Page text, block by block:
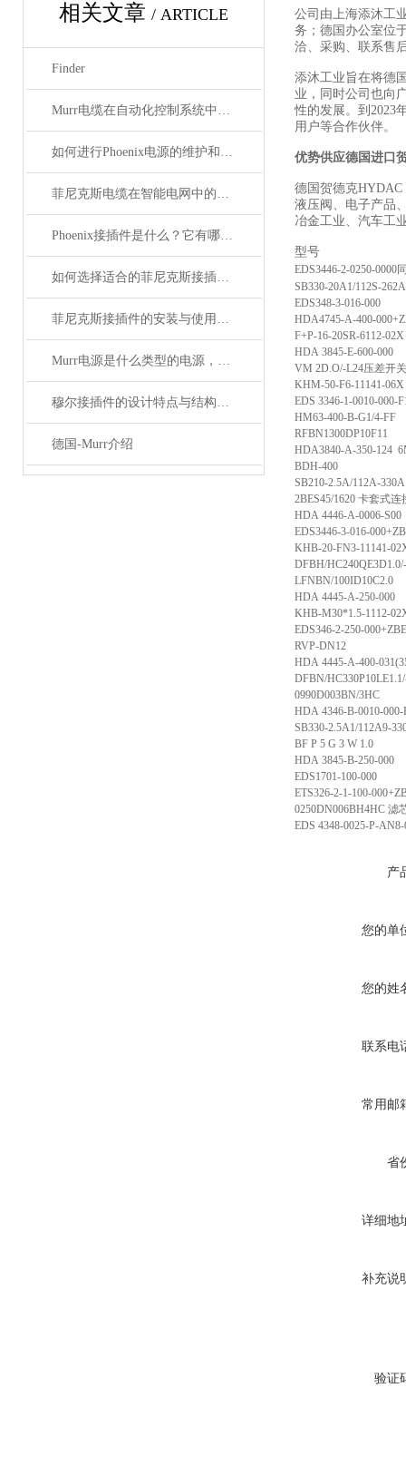
相关文章 / ARTICLE
Finder
Murr电缆在自动化控制系统中的应用
如何进行Phoenix电源的维护和保养？
菲尼克斯电缆在智能电网中的应用
Phoenix接插件是什么？它有哪些应用？
如何选择适合的菲尼克斯接插件？
菲尼克斯接插件的安装与使用技巧
Murr电源是什么类型的电源，主要用于哪些领域？
穆尔接插件的设计特点与结构优化
德国-Murr介绍
公司由上海添沐工
务；德国办公室位
洽、采购、联系售
添沐工业旨在将德
业，同时公司也向
性的发展。到2023
用户等合作伙伴。
优势供应德国进口
德国贺德克HYDAC
液压阀、电子产品
冶金工业、汽车工
型号
EDS3446-2-0250-0000
SB330-20A1/112S-262A
EDS348-3-016-000
HDA4745-A-400-
F+P-16-20SR-6112-02X
HDA 3845-E-600-000
VM 2D.O/-L24压差开关
KHM-50-F6-11141-06X
EDS 3346-1-0010-000-
HM63-400-B-G1/4-FF
RFBN1300DP10F11
HDA3840-A-350-124
BDH-400
SB210-2.5A/112A-330A
2BES45/1620 卡套式连
HDA 4446-A-0006-S00
EDS3446-3-016-
KHB-20-FN3-11141-
DFBH/
LFNBN/100ID10C2.0
HDA 4445-A-250-000
KHB-M30*1.5-1112-
EDS346-2-250-
RVP-DN12
HDA 4445-A-400-
DFBN/
0990D003BN/3HC
HDA 4346-B-0010-000-
SB330-2.5A1/112A9-
BF P 5 G 3 W 1.0
HDA 3845-B-250-000
EDS1701-100-000
ETS326-2-1-100-
0250DN006BH4HC 滤
EDS 4348-0025-P-
产
您的单
您的姓
联系电
常用邮
省
详细地
补充说
验证